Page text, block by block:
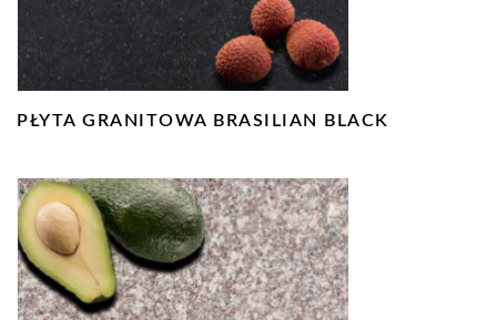
PŁYTA GRANITOWA BRASILIAN BLACK